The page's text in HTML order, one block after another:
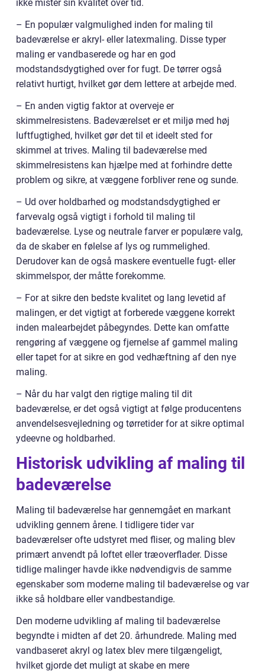
ikke mister sin kvalitet over tid.
– En populær valgmulighed inden for maling til
badeværelse er akryl- eller latexmaling. Disse typer
maling er vandbaserede og har en god
modstandsdygtighed over for fugt. De tørrer også
relativt hurtigt, hvilket gør dem lettere at arbejde med.
– En anden vigtig faktor at overveje er
skimmelresistens. Badeværelset er et miljø med høj
luftfugtighed, hvilket gør det til et ideelt sted for
skimmel at trives. Maling til badeværelse med
skimmelresistens kan hjælpe med at forhindre dette
problem og sikre, at væggene forbliver rene og sunde.
– Ud over holdbarhed og modstandsdygtighed er
farvevalg også vigtigt i forhold til maling til
badeværelse. Lyse og neutrale farver er populære valg,
da de skaber en følelse af lys og rummelighed.
Derudover kan de også maskere eventuelle fugt- eller
skimmelspor, der måtte forekomme.
– For at sikre den bedste kvalitet og lang levetid af
malingen, er det vigtigt at forberede væggene korrekt
inden malearbejdet påbegyndes. Dette kan omfatte
rengøring af væggene og fjernelse af gammel maling
eller tapet for at sikre en god vedhæftning af den nye
maling.
– Når du har valgt den rigtige maling til dit
badeværelse, er det også vigtigt at følge producentens
anvendelsesvejledning og tørretider for at sikre optimal
ydeevne og holdbarhed.
Historisk udvikling af maling til
badeværelse
Maling til badeværelse har gennemgået en markant
udvikling gennem årene. I tidligere tider var
badeværelser ofte udstyret med fliser, og maling blev
primært anvendt på loftet eller træoverflader. Disse
tidlige malinger havde ikke nødvendigvis de samme
egenskaber som moderne maling til badeværelse og var
ikke så holdbare eller vandbestandige.
Den moderne udvikling af maling til badeværelse
begyndte i midten af det 20. århundrede. Maling med
vandbaseret akryl og latex blev mere tilgængeligt,
hvilket gjorde det muligt at skabe en mere